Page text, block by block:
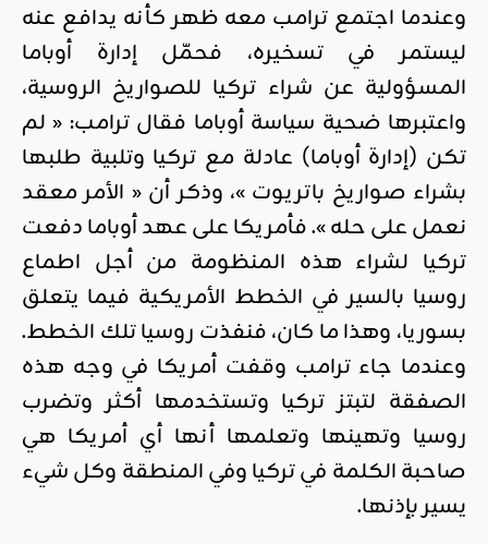
وعندما اجتمع ترامب معه ظهر كأنه يدافع عنه
ليستمر في تسخيره، فحمّل إدارة أوباما
المسؤولية عن شراء تركيا للصواريخ الروسية،
واعتبرها ضحية سياسة أوباما فقال ترامب: « لم
تكن (إدارة أوباما) عادلة مع تركيا وتلبية طلبها
بشراء صواريخ باتريوت »، وذكر أن « الأمر معقد
نعمل على حله ». فأمريكا على عهد أوباما دفعت
تركيا لشراء هذه المنظومة من أجل اطماع
روسيا بالسير في الخطط الأمريكية فيما يتعلق
بسوريا، وهذا ما كان، فنفذت روسيا تلك الخطط.
وعندما جاء ترامب وقفت أمريكا في وجه هذه
الصفقة لتبتز تركيا وتستخدمها أكثر وتضرب
روسيا وتهينها وتعلمها أنها أي أمريكا هي
صاحبة الكلمة في تركيا وفي المنطقة وكل شيء
يسير بإذنها.